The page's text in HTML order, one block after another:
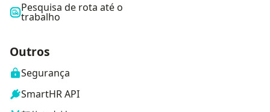
Pesquisa de rota até o
trabalho
Outros
Segurança
SmartHR API